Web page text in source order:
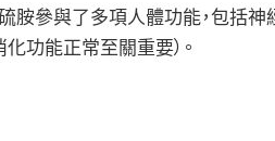
胺參與了多項人體功能，包括神
功能正常至關重要）。